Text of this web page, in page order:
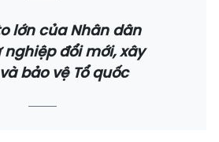
lớn của Nhân dân
nghiệp đổi mới, xây
bảo vệ Tổ quốc